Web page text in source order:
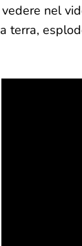
nel
terra,